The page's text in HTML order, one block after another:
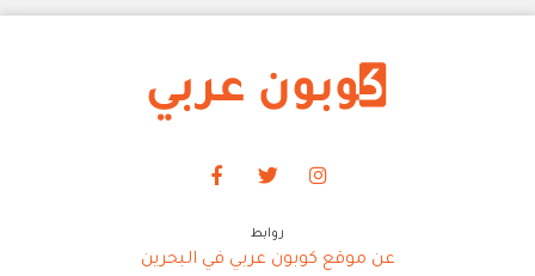
روابط
عن موقع كوبون عربي في البحرين